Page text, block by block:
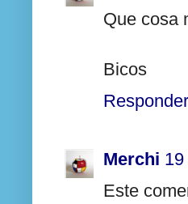
Que cosa
Bicos
Responder
Merchi
Este